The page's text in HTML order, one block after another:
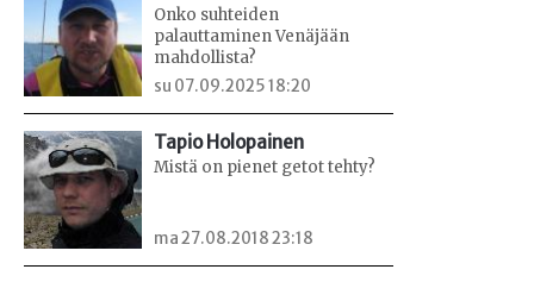
Onko suhteiden
palauttaminen Venäjään
mahdollista?
su 07.09.2025 18:20
Tapio Holopainen
Mistä on pienet getot tehty?
ma 27.08.2018 23:18